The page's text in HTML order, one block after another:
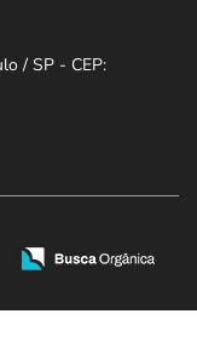
/ SP - CEP: